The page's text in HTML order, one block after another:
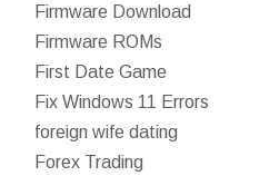
Firmware Download
Firmware ROMs
First Date Game
Fix Windows 11 Errors
foreign wife dating
Forex Trading